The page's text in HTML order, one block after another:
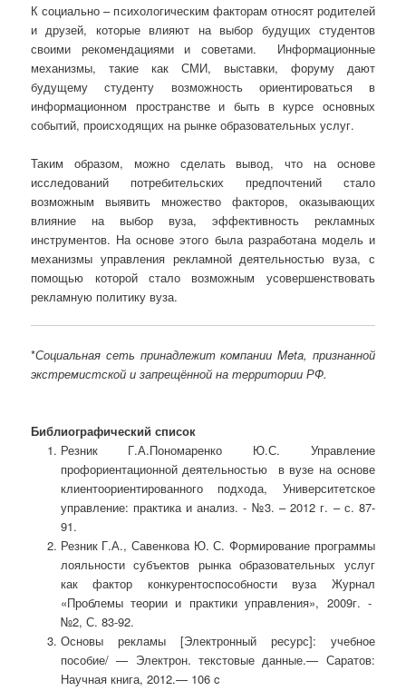
К социально – психологическим факторам относят родителей
и друзей, которые влияют на выбор будущих студентов
своими рекомендациями и советами. Информационные
механизмы, такие как СМИ, выставки, форуму дают
будущему студенту возможность ориентироваться в
информационном пространстве и быть в курсе основных
событий, происходящих на рынке образовательных услуг.
Таким образом, можно сделать вывод, что на основе
исследований потребительских предпочтений стало
возможным выявить множество факторов, оказывающих
влияние на выбор вуза, эффективность рекламных
инструментов. На основе этого была разработана модель и
механизмы управления рекламной деятельностью вуза, с
помощью которой стало возможным усовершенствовать
рекламную политику вуза.
*Социальная сеть принадлежит компании Meta, признанной
экстремистской и запрещённой на территории РФ.
Библиографический список
Резник Г.А.Пономаренко Ю.С. Управление
профориентационной деятельностью в вузе на основе
клиентоориентированного подхода, Университетское
управление: практика и анализ. - №3. – 2012 г. – с. 87-
91.
Резник Г.А., Савенкова Ю. С. Формирование программы
лояльности субъектов рынка образовательных услуг
как фактор конкурентоспособности вуза Журнал
«Проблемы теории и практики управления», 2009г. -
№2, С. 83-92.
Основы рекламы [Электронный ресурс]: учебное
пособие/ — Электрон. текстовые данные.— Саратов:
Научная книга, 2012.— 106 c